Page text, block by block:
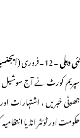
نئی دہلی۔12۔فروری (
سپریم کورٹ نے آج سوشیل
جھوٹی خبریں ، اشتہارات
حکومت اور ٹوئٹر انڈیا